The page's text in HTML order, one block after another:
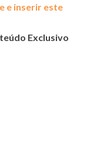
e inserir este
Exclusivo